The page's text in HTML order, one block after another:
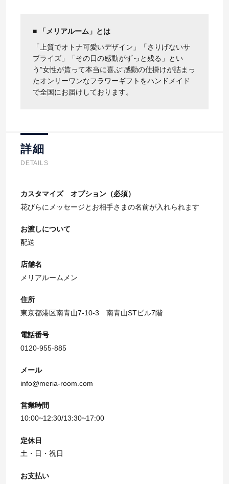
■ 「メリアルーム」とは
「上質でオトナ可愛いデザイン」「さりげないサ
プライズ」「その日の感動がずっと残る」とい
う”女性が貰って本当に喜ぶ”感動の仕掛けが詰まっ
たオンリーワンなフラワーギフトをハンドメイド
で全国にお届けしております。
詳細
DETAILS
カスタマイズ オプション（必須）
花びらにメッセージとお相手さまの名前が入れられます
お渡しについて
配送
店舗名
メリアルームメン
住所
東京都港区南青山7-10-3 南青山STビル7階
電話番号
0120-955-885
メール
info@meria-room.com
営業時間
10:00~12:30/13:30~17:00
定休日
土・日・祝日
お支払い